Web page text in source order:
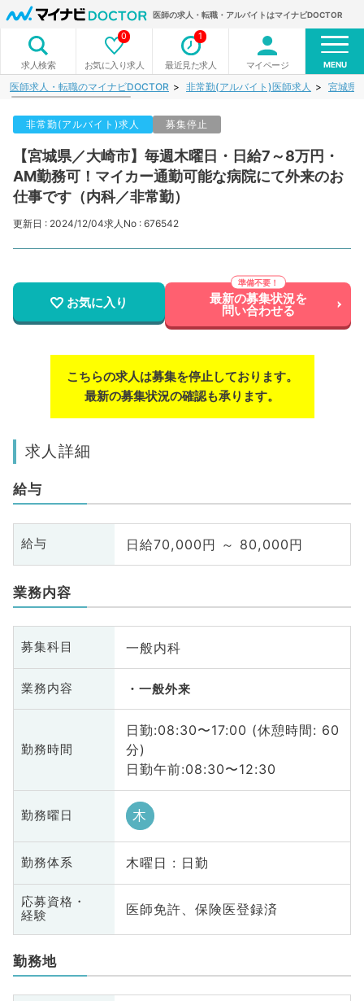
医師の求人・転職・アルバイトはマイナビDOCTOR
求人検索 お気に入り求人
0
最近見た求人
1
マイページ MENU
医師求人・転職のマイナビDOCTOR 非常勤(アルバイト)医師求人 宮城県
非常勤(アルバイト)求人 募集停止
【宮城県／大崎市】毎週木曜日・日給7～8万円・
AM勤務可！マイカー通勤可能な病院にて外来のお
仕事です（内科／非常勤）
更新日 : 2024/12/04求人No : 676542
お気に入り 最新の募集状況を
問い合わせる
こちらの求人は募集を停止しております。
最新の募集状況の確認も承ります。
求人詳細
給与
給与 日給70,000円 ～ 80,000円
業務内容
募集科目 一般内科
業務内容 一般外来
勤務時間
日勤:08:30〜17:00 (休憩時間: 60
分)
日勤午前:08:30〜12:30
勤務曜日 木
勤務体系 木曜日 : 日勤
応募資格・
経験
医師免許、保険医登録済
勤務地